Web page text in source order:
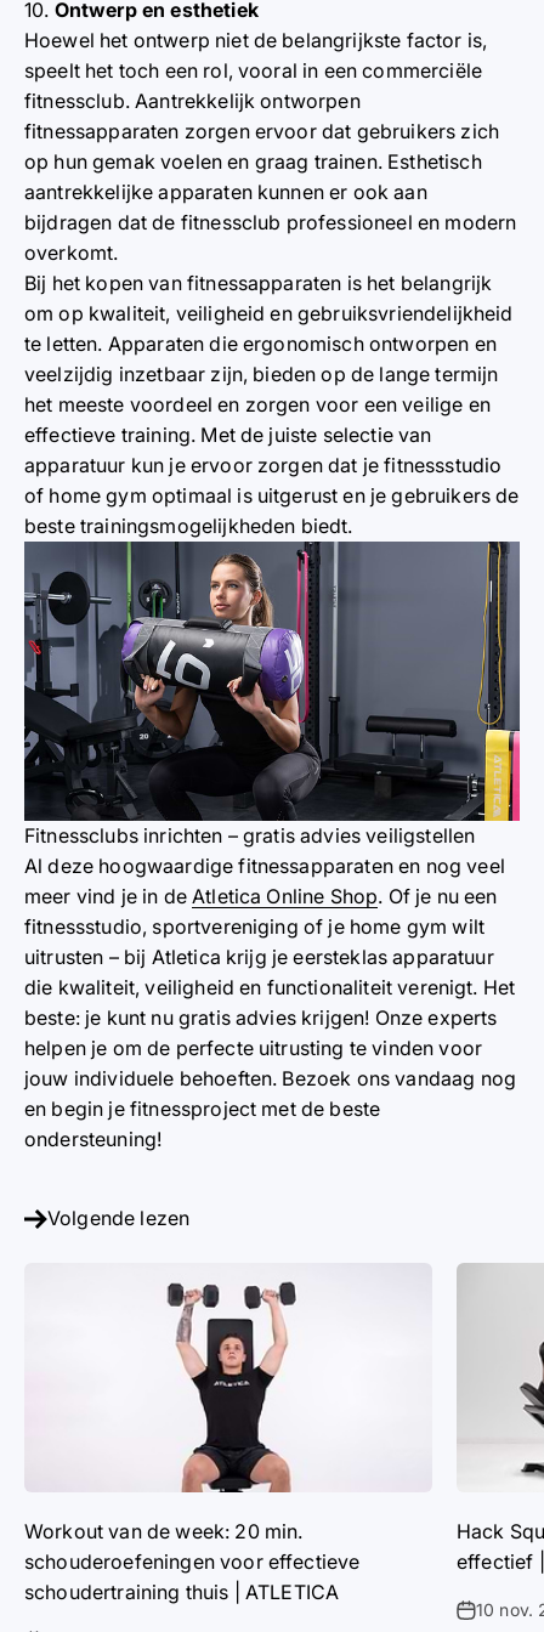
10. Ontwerp en esthetiek
Hoewel het ontwerp niet de belangrijkste factor is,
speelt het toch een rol, vooral in een commerciële
fitnessclub. Aantrekkelijk ontworpen
fitnessapparaten zorgen ervoor dat gebruikers zich
op hun gemak voelen en graag trainen. Esthetisch
aantrekkelijke apparaten kunnen er ook aan
bijdragen dat de fitnessclub professioneel en modern
overkomt.
Bij het kopen van fitnessapparaten is het belangrijk
om op kwaliteit, veiligheid en gebruiksvriendelijkheid
te letten. Apparaten die ergonomisch ontworpen en
veelzijdig inzetbaar zijn, bieden op de lange termijn
het meeste voordeel en zorgen voor een veilige en
effectieve training. Met de juiste selectie van
apparatuur kun je ervoor zorgen dat je fitnessstudio
of home gym optimaal is uitgerust en je gebruikers de
beste trainingsmogelijkheden biedt.
Fitnessclubs inrichten – gratis advies veiligstellen
Al deze hoogwaardige fitnessapparaten en nog veel
meer vind je in deAtletica Online Shop. Of je nu een
fitnessstudio, sportvereniging of je home gym wilt
uitrusten – bij Atletica krijg je eersteklas apparatuur
die kwaliteit, veiligheid en functionaliteit verenigt. Het
beste: je kunt nu gratis advies krijgen! Onze experts
helpen je om de perfecte uitrusting te vinden voor
jouw individuele behoeften. Bezoek ons vandaag nog
en begin je fitnessproject met de beste
ondersteuning!
Volgende lezen
Workout van de week: 20 min.
schouderoefeningen voor effectieve
schoudertraining thuis | ATLETICA
Hack
effectief
10 nov.